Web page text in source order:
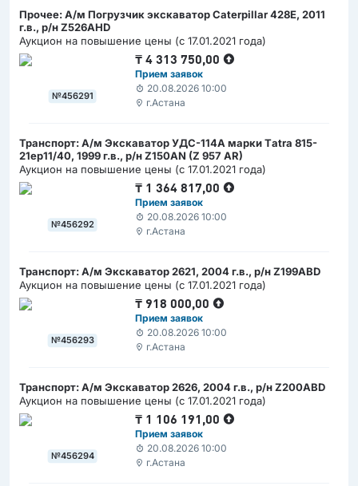
Прочее: А/м Погрузчик экскаватор Caterpillar 428Е, 2011
г.в., р/н Z526AHD
Аукцион на повышение цены (с 17.01.2021 года)
№456291
₸4 313 750,00
Прием заявок
20.08.2026 10:00
г.Астана
Транспорт: А/м Экскаватор УДС-114А марки Тatra 815-
21ер11/40, 1999 г.в., р/н Z150AN (Z 957 AR)
Аукцион на повышение цены (с 17.01.2021 года)
№456292
₸ 1 364 817,00
Прием заявок
20.08.2026 10:00
г.Астана
Транспорт: А/м Экскаватор 2621, 2004 г.в., р/н Z199ABD
Аукцион на повышение цены (с 17.01.2021 года)
№456293
₸ 918 000,00
Прием заявок
20.08.2026 10:00
г.Астана
Транспорт: А/м Экскаватор 2626, 2004 г.в., р/н Z200ABD
Аукцион на повышение цены (с 17.01.2021 года)
№456294
₸ 1 106 191,00
Прием заявок
20.08.2026 10:00
г.Астана